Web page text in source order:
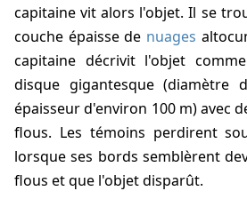
capitaine vit alors l'objet. Il se
couche épaisse de nuages
capitaine décrivit l'objet
disque gigantesque (diamètre
épaisseur d'environ 100 m) avec
flous. Les témoins perdirent
lorsque ses bords semblèrent
flous et que l'objet disparût.